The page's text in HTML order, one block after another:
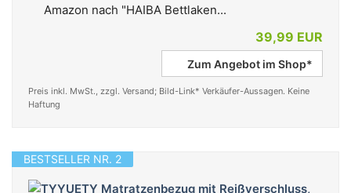
Amazon nach "HAIBA Bettlaken...
39,99 EUR
Zum Angebot im Shop*
Preis inkl. MwSt., zzgl. Versand; Bild-Link* Verkäufer-Aussagen. Keine
Haftung
BESTSELLER NR. 2